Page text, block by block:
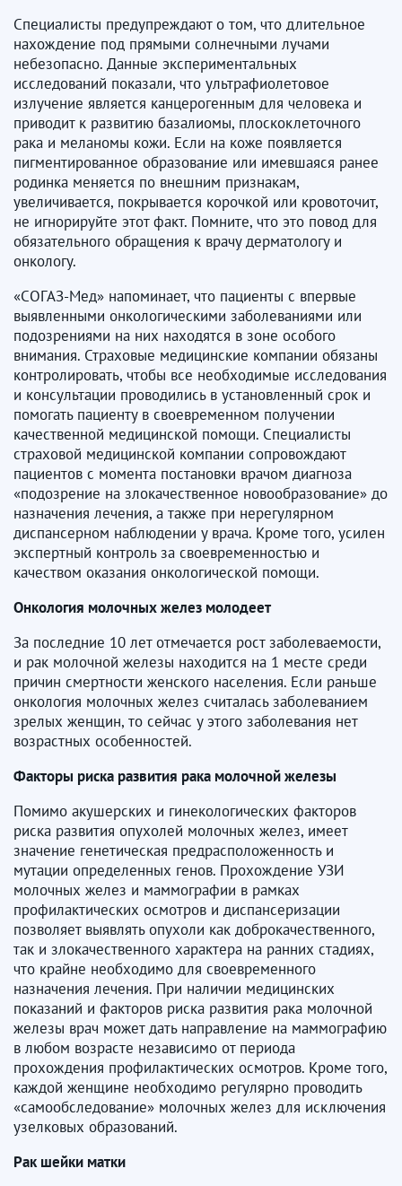
Специалисты предупреждают о том, что длительное
нахождение под прямыми солнечными лучами
небезопасно. Данные экспериментальных
исследований показали, что ультрафиолетовое
излучение является канцерогенным для человека и
приводит к развитию базалиомы, плоскоклеточного
рака и меланомы кожи. Если на коже появляется
пигментированное образование или имевшаяся ранее
родинка меняется по внешним признакам,
увеличивается, покрывается корочкой или кровоточит,
не игнорируйте этот факт. Помните, что это повод для
обязательного обращения к врачу дерматологу и
онкологу.
«СОГАЗ-Мед» напоминает, что пациенты с впервые
выявленными онкологическими заболеваниями или
подозрениями на них находятся в зоне особого
внимания. Страховые медицинские компании обязаны
контролировать, чтобы все необходимые исследования
и консультации проводились в установленный срок и
помогать пациенту в своевременном получении
качественной медицинской помощи. Специалисты
страховой медицинской компании сопровождают
пациентов с момента постановки врачом диагноза
«подозрение на злокачественное новообразование» до
назначения лечения, а также при нерегулярном
диспансерном наблюдении у врача. Кроме того, усилен
экспертный контроль за своевременностью и
качеством оказания онкологической помощи.
Онкология молочных желез молодеет
За последние 10 лет отмечается рост заболеваемости,
и рак молочной железы находится на 1 месте среди
причин смертности женского населения. Если раньше
онкология молочных желез считалась заболеванием
зрелых женщин, то сейчас у этого заболевания нет
возрастных особенностей.
Факторы риска развития рака молочной железы
Помимо акушерских и гинекологических факторов
риска развития опухолей молочных желез, имеет
значение генетическая предрасположенность и
мутации определенных генов. Прохождение УЗИ
молочных желез и маммографии в рамках
профилактических осмотров и диспансеризации
позволяет выявлять опухоли как доброкачественного,
так и злокачественного характера на ранних стадиях,
что крайне необходимо для своевременного
назначения лечения. При наличии медицинских
показаний и факторов риска развития рака молочной
железы врач может дать направление на маммографию
в любом возрасте независимо от периода
прохождения профилактических осмотров. Кроме того,
каждой женщине необходимо регулярно проводить
«самообследование» молочных желез для исключения
узелковых образований.
Рак шейки матки